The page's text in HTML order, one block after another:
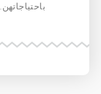
باحتياجاتهن.